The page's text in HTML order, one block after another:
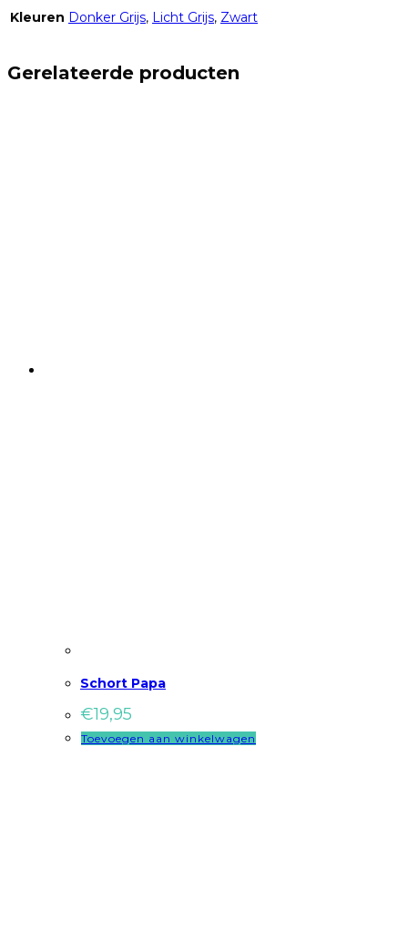
Kleuren Donker Grijs, Licht Grijs, Zwart
Gerelateerde producten
Schort Papa
€19,95
Toevoegen aan winkelwagen